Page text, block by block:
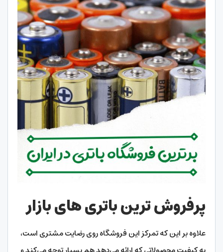
پرفروش ترین باتری های بازار
علاوه بر این که تمرکز این فروشگاه روی رضایت مشتری است،